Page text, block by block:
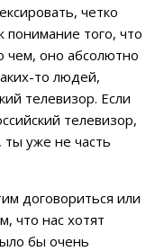
четко
того, что
чем, оно абсолютно
то людей,
телевизор. Если
телевизор,
ты уже не часть
договориться или
что нас хотят
бы очень